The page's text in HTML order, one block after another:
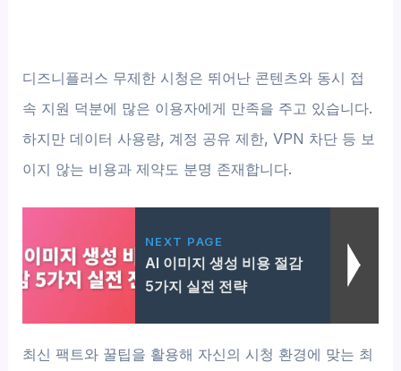
디즈니플러스 무제한 시청은 뛰어난 콘텐츠와 동시 접
속 지원 덕분에 많은 이용자에게 만족을 주고 있습니다.
하지만 데이터 사용량, 계정 공유 제한, VPN 차단 등 보
이지 않는 비용과 제약도 분명 존재합니다.
NEXT PAGE
AI 이미지 생성 비용 절감
5가지 실전 전략
최신 팩트와 꿀팁을 활용해 자신의 시청 환경에 맞는 최